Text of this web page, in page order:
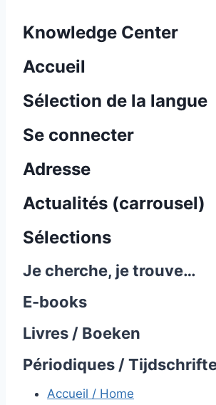
Knowledge Center
Accueil
Sélection de la langue
Se connecter
Adresse
Actualités (carrousel)
Sélections
Je cherche, je trouve…
E-books
Livres / Boeken
Périodiques /
Accueil / Home